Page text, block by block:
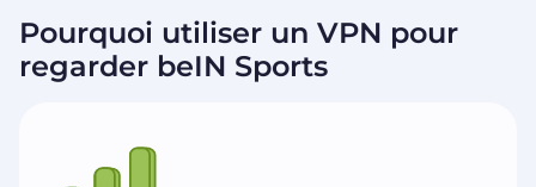
Pourquoi utiliser un VPN pour
regarder beIN Sports